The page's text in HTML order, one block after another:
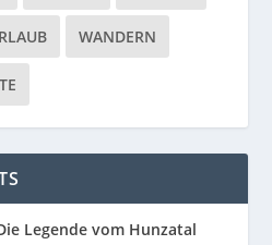
WANDERN
Legende vom Hunzatal